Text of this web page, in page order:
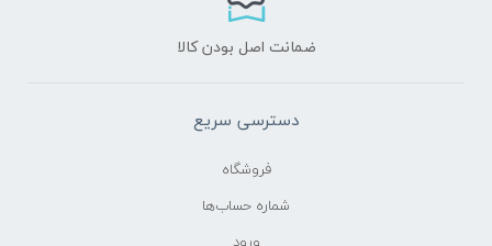
ضمانت اصل بودن کالا
دسترسی سریع
فروشگاه
شماره حساب‌ها